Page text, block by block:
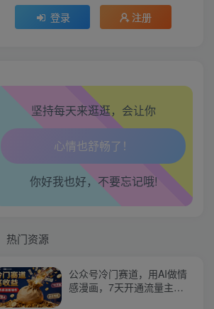
Stable Diffusion从入门到进阶实战课程｜软件部署、模型运用、提示词精修、Lora炼丹、AI图文视频全能落地教程
登录 注册
坚持每天来逛逛，会让你
生活也美好了！
心情也舒畅了！
腰也不酸了！
你好我也好，不要忘记哦!
热门资源
公众号冷门赛道，用AI做情
感漫画，7天开通流量主，